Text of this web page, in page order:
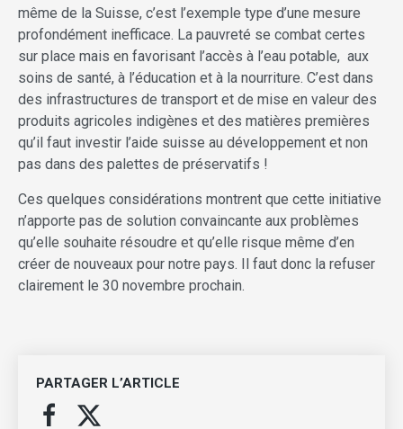
même de la Suisse, c’est l’exemple type d’une mesure
profondément inefficace. La pauvreté se combat certes
sur place mais en favorisant l’accès à l’eau potable, aux
soins de santé, à l’éducation et à la nourriture. C’est dans
des infrastructures de transport et de mise en valeur des
produits agricoles indigènes et des matières premières
qu’il faut investir l’aide suisse au développement et non
pas dans des palettes de préservatifs !
Ces quelques considérations montrent que cette initiative
n’apporte pas de solution convaincante aux problèmes
qu’elle souhaite résoudre et qu’elle risque même d’en
créer de nouveaux pour notre pays. Il faut donc la refuser
clairement le 30 novembre prochain.
PARTAGER L’ARTICLE